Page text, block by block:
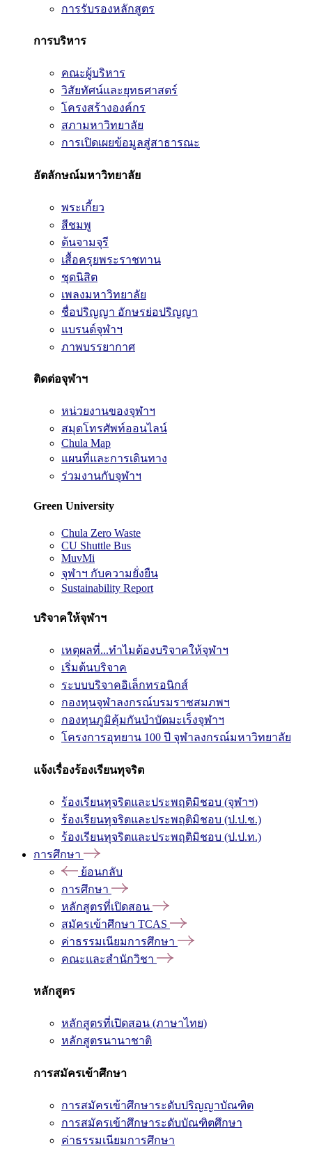
การรับรองหลักสูตร
การบริหาร
คณะผู้บริหาร
วิสัยทัศน์และยุทธศาสตร์
โครงสร้างองค์กร
สภามหาวิทยาลัย
การเปิดเผยข้อมูลสู่สาธารณะ
อัตลักษณ์มหาวิทยาลัย
พระเกี้ยว
สีชมพู
ต้นจามจุรี
เสื้อครุยพระราชทาน
ชุดนิสิต
เพลงมหาวิทยาลัย
ชื่อปริญญา อักษรย่อปริญญา
แบรนด์จุฬาฯ
ภาพบรรยากาศ
ติดต่อจุฬาฯ
หน่วยงานของจุฬาฯ
สมุดโทรศัพท์ออนไลน์
Chula Map
แผนที่และการเดินทาง
ร่วมงานกับจุฬาฯ
Green University
Chula Zero Waste
CU Shuttle Bus
MuvMi
จุฬาฯ กับความยั่งยืน
Sustainability Report
บริจาคให้จุฬาฯ
เหตุผลที่...ทำไมต้องบริจาคให้จุฬาฯ
เริ่มต้นบริจาค
ระบบบริจาคอิเล็กทรอนิกส์
กองทุนจุฬาลงกรณ์บรมราชสมภพฯ
กองทุนภูมิคุ้มกันบำบัดมะเร็งจุฬาฯ
โครงการอุทยาน 100 ปี จุฬาลงกรณ์มหาวิทยาลัย
แจ้งเรื่องร้องเรียนทุจริต
ร้องเรียนทุจริตและประพฤติมิชอบ (จุฬาฯ)
ร้องเรียนทุจริตและประพฤติมิชอบ (ป.ป.ช.)
ร้องเรียนทุจริตและประพฤติมิชอบ (ป.ป.ท.)
การศึกษา
ย้อนกลับ
การศึกษา
หลักสูตรที่เปิดสอน
สมัครเข้าศึกษา TCAS
ค่าธรรมเนียมการศึกษา
คณะและสำนักวิชา
หลักสูตร
หลักสูตรที่เปิดสอน (ภาษาไทย)
หลักสูตรนานาชาติ
การสมัครเข้าศึกษา
การสมัครเข้าศึกษาระดับปริญญาบัณฑิต
การสมัครเข้าศึกษาระดับบัณฑิตศึกษา
ค่าธรรมเนียมการศึกษา